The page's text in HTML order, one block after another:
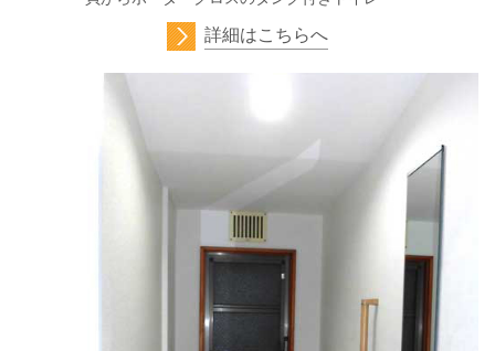
詳細はこちらへ